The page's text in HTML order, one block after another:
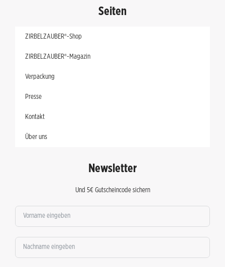
Seiten
ZIRBELZAUBER®-Shop
ZIRBELZAUBER®-Magazin
Verpackung
Presse
Kontakt
Über uns
Newsletter
Und 5€ Gutscheincode sichern